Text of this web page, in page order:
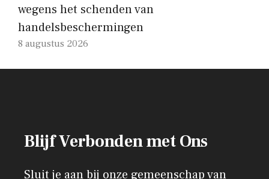
wegens het schenden van
handelsbeschermingen
8 augustus 2026
Blijf Verbonden met Ons
Sluit je aan bij onze gemeenschap van